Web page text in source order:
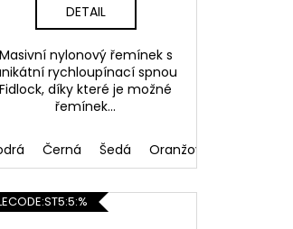
DETAIL
Masivní nylonový řemínek s
rychloupínací spnou
Fidlock, díky které je možné
řemínek...
Černá Šedá Oranžová